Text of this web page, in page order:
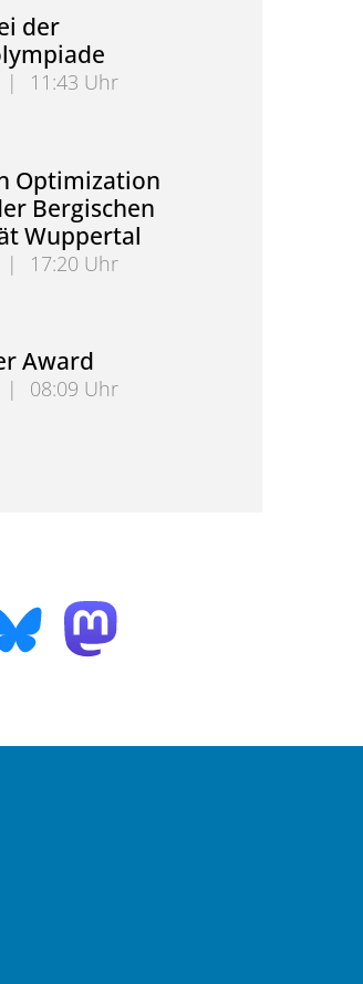
der
|
11:43 Uhr
der Institutsolympiade
Optimization
Bergischen
Wuppertal
|
17:20 Uhr
2026 an der Bergischen
Award
|
08:09 Uhr